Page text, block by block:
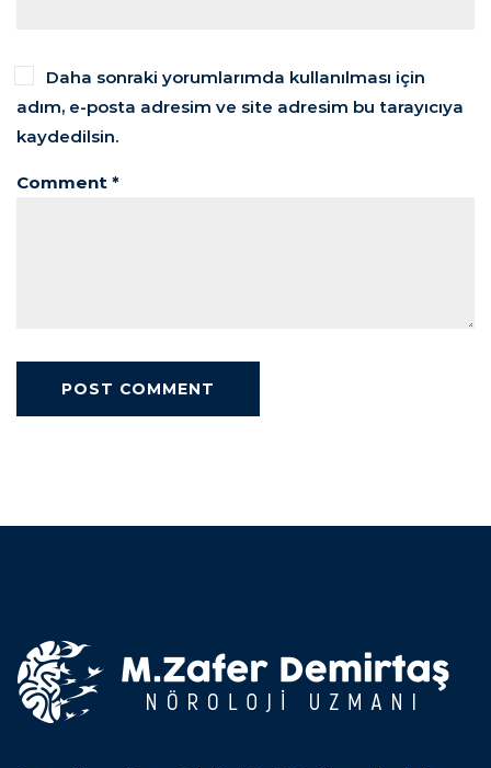
Daha sonraki yorumlarımda kullanılması için
adım, e-posta adresim ve site adresim bu tarayıcıya
kaydedilsin.
Comment *